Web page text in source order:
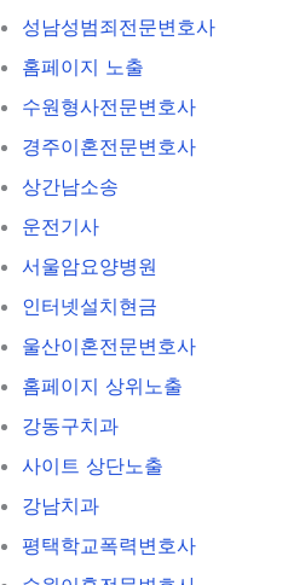
성남성범죄전문변호사
홈페이지 노출
수원형사전문변호사
경주이혼전문변호사
상간남소송
운전기사
서울암요양병원
인터넷설치현금
울산이혼전문변호사
홈페이지 상위노출
강동구치과
사이트 상단노출
강남치과
평택학교폭력변호사